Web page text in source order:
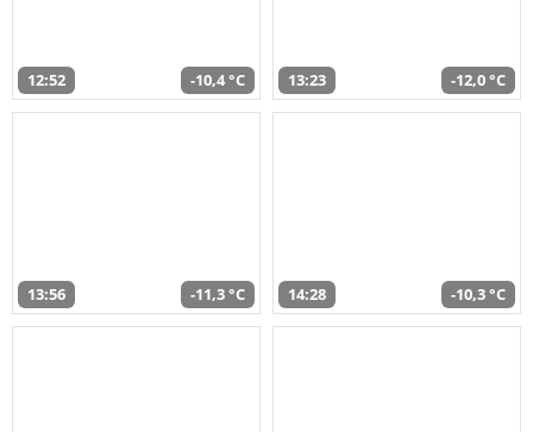
12:52 -10,4 °C 13:23 -12,0 °C
13:56 -11,3 °C 14:28 -10,3 °C